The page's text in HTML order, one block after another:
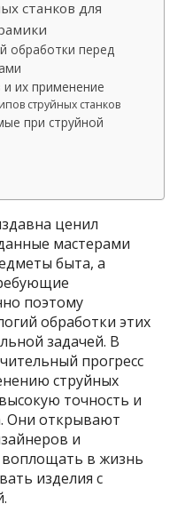
станков для
обработки перед
и их применение
струйных станков
при струйной
ценил
мастерами
быта, а
поэтому
обработки этих
задачей. В
прогресс
струйных
точность и
Они открывают
и
воплощать в жизнь
изделия с